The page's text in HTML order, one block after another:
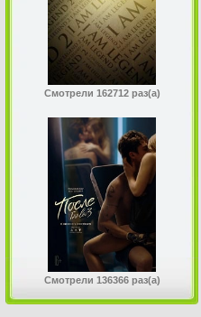
Смотрели 162712 раз(а)
Смотрели 136366 раз(а)